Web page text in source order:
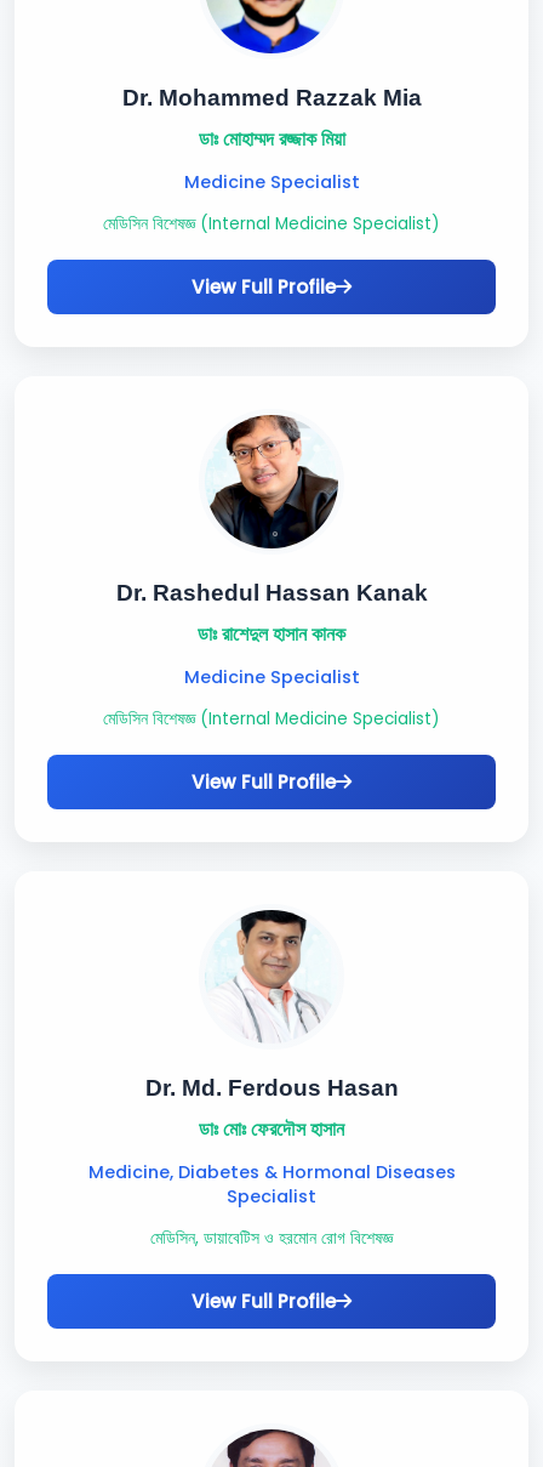
Dr. Mohammed Razzak Mia
ডাঃ মোহাম্মদ রজ্জাক মিয়া
Medicine Specialist
মেডিসিন বিশেষজ্ঞ (Internal Medicine Specialist)
View Full Profile
Dr. Rashedul Hassan Kanak
ডাঃ রাশেদুল হাসান কানক
Medicine Specialist
মেডিসিন বিশেষজ্ঞ (Internal Medicine Specialist)
View Full Profile
Dr. Md. Ferdous Hasan
ডাঃ মোঃ ফেরদৌস হাসান
Medicine, Diabetes & Hormonal Diseases
Specialist
মেডিসিন, ডায়াবেটিস ও হরমোন রোগ বিশেষজ্ঞ
View Full Profile